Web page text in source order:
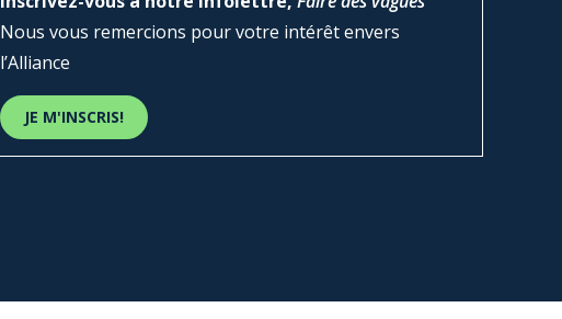
Nous vous remercions pour votre intérêt envers
l’Alliance
JE M'INSCRIS!